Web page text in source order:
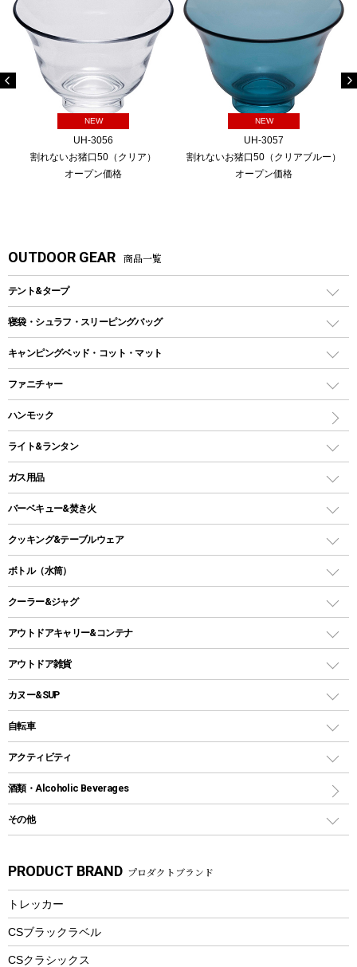
NEW
UH-3056
割れないお猪口50（クリア）
オープン価格
NEW
UH-3057
割れないお猪口50（クリアブルー）
オープン価格
OUTDOOR GEAR 商品一覧
テント&タープ
テント
ツールームテント
ワンポールテント
シェルターテント
ロッジ型・オリジナルテント
タープ
スクエアタープ（レクタタープ）
メッシュタープ
自立式タープ
パラソル
テントアクセサリー
ペグ
グランドシート
ガイドロープ
ツール
寝袋・シュラフ・スリーピングバッグ
レクタングラー型（封筒型）シュラフ
インナーシュラフ
キャンピングベッド・コット・マット
キャンピングベッド・コット
インフレータブルマット
ファニチャー
アウトドアテーブル
レジャーシート
ハンモック
ライト&ランタン
LEDランタン
ガスランタン
オイルランタン
LEDライト
ヘッドライト
キャンドル
ガス用品
ガスバーナー
ガス缶
ガストーチ、ライター
バーベキュー&焚き火
バーベキューコンロ、グリル
焚き火台タイプ（ロースタイル）グリル
卓上タイプグリル
パーティータイプグリル
鉄板、アミ
焚き火台&ストーブ
火起こし
バーベキューツール
クッキング&テーブルウェア
ダッチオーブン
ホットサンドメーカー
クッカーセット
シェラカップ
クッキングツール
ナイフ
カトラリー
マグカップ、カップ
ステンレスボトル
フードボトル
ボトル（水筒）
ステンレスボトル
コップ付きタイプ
ワンタッチタイプ
プラスチックボトル
ディズニーボトル
クーラー&ジャグ
クーラーボックス
クーラーバッグ
ウォータージャグ
保冷剤
アウトドアキャリー&コンテナ
アウトドアキャリー
アウトドア雑貨
バックパック&バッグ
リュック、バックパック
トートバッグ、サコッシュ
ショッピングキャリー
その他アウトドア雑貨
スプレー関係
ツール、他
カヌー&SUP
インフレータブル
カヤック
パドル
ヘルメット
エアーポンプ
アクセサリー
自転車
折りたたみ自転車
スポーツサイクル
シティサイクル
自転車ウェア
アクティビティ
マリン
ラッシュガード
パラソル
フローティングベスト
ヘルメット
酒類・Alcoholic Beverages
その他
湯たんぽ
防災用品
PRODUCT BRAND プロダクトブランド
トレッカー
CSブラックラベル
CSクラシックス